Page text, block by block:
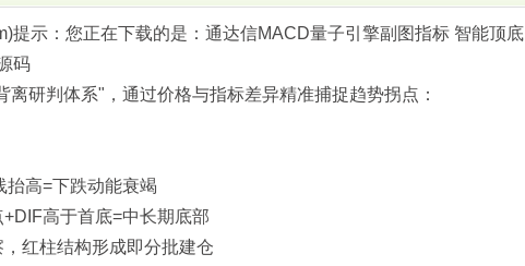
提示：您正在下载的是：通达信MACD量子引擎副图指标 智能顶底
码
研判体系"，通过价格与指标差异精准捕捉趋势拐点：
抬高=下跌动能衰竭
高于首底=中长期底部
红柱结构形成即分批建仓